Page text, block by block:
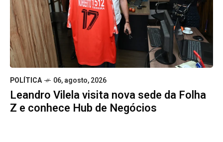
POLÍTICA 06, agosto, 2026
Leandro Vilela visita nova sede da Folha
Z e conhece Hub de Negócios